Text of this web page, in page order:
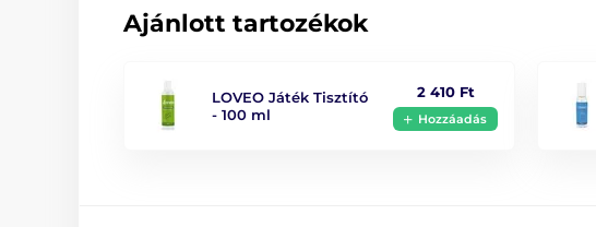
Ajánlott tartozékok
LOVEO Játék Tisztító
- 100 ml
2 410 Ft
Hozzáadás